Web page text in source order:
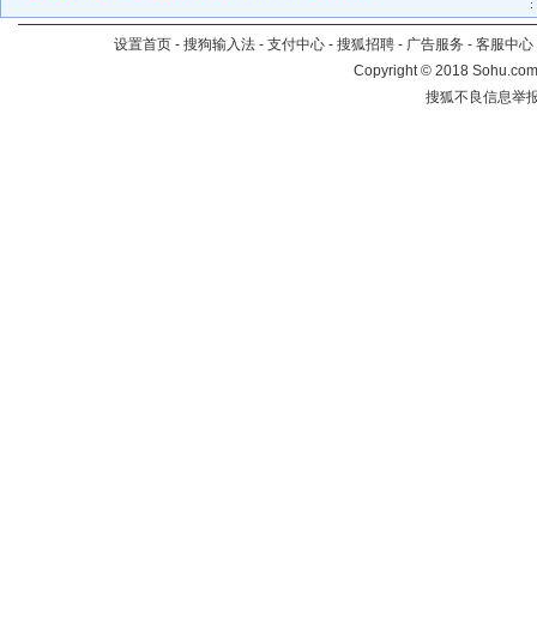
设置首页 - 搜狗输入法 - 支付中心 - 搜狐招聘 - 广告服务 - 客服中心
Copyright©2018
搜狐不良信息举